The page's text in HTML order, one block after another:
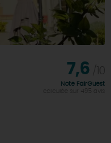
7,6
Note FairGuest